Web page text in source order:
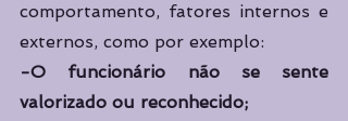
comportamento, fatores internos e
externos, como por exemplo:
-O funcionário não se sente
valorizado ou reconhecido;